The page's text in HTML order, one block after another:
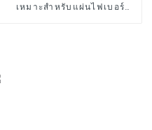
เหมาะสำหรับแผ่นไฟเบอร์